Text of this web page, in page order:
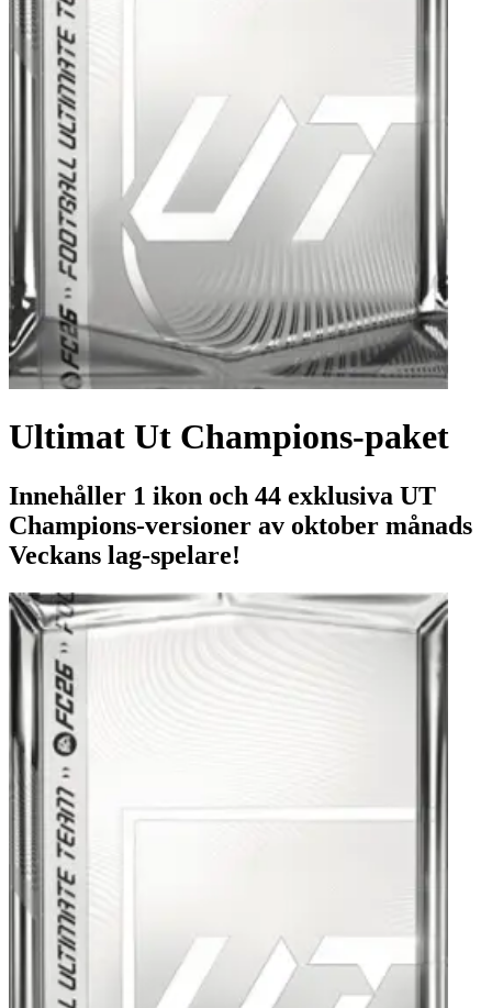
Ultimat Ut Champions-paket
Innehåller 1 ikon och 44 exklusiva UT
Champions-versioner av oktober månads
Veckans lag-spelare!